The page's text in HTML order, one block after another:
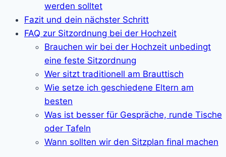
werden solltet
Fazit und dein nächster Schritt
FAQ zur Sitzordnung bei der Hochzeit
Brauchen wir bei der Hochzeit unbedingt
eine feste Sitzordnung
Wer sitzt traditionell am Brauttisch
Wie setze ich geschiedene Eltern am
besten
Was ist besser für Gespräche, runde Tische
oder Tafeln
Wann sollten wir den Sitzplan final machen